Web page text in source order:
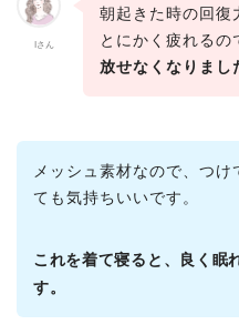
Iさん
朝起きた時の回復
とにかく疲れるの
放せなくなりまし
メッシュ素材なので、つけ
ても気持ちいいです。
これを着て寝ると、良く眠
す。